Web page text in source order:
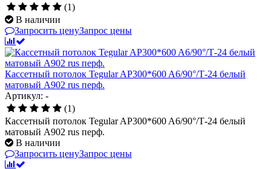
(1)
В наличии
Запросить ценуЗапрос цены
Кассетный потолок Tegular AP300*600 A6/90°/Т-24 белый
матовый А902 rus перф.
Артикул: -
(1)
Кассетный потолок Tegular AP300*600 A6/90°/Т-24 белый
матовый А902 rus перф.
В наличии
Запросить ценуЗапрос цены